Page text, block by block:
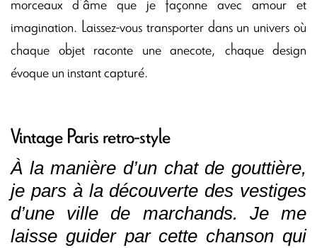
imagination. Laissez-vous transporter dans un univers où
chaque objet raconte une anecote, chaque design
évoque un instant capturé.
Vintage Paris retro-style
À la manière d’un chat de gouttière,
je pars à la découverte des vestiges
d’une ville de marchands. Je me
laisse guider par cette chanson qui